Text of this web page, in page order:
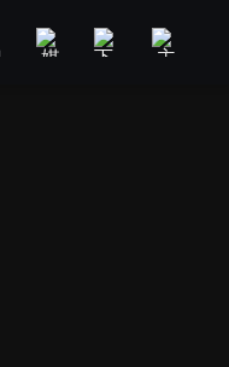
新聞政論